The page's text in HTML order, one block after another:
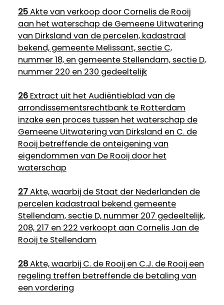
25Akte van verkoop door Cornelis de Rooij
aan het waterschap de Gemeene Uitwatering
van Dirksland van de percelen, kadastraal
bekend, gemeente Melissant, sectie C,
nummer 18, en gemeente Stellendam, sectie D,
nummer 220 en 230 gedeeltelijk
26Extract uit het Audiëntieblad van de
arrondissementsrechtbank te Rotterdam
inzake een proces tussen het waterschap de
Gemeene Uitwatering van Dirksland en C. de
Rooij betreffende de onteigening van
eigendommen van De Rooij door het
waterschap
27Akte, waarbij de Staat der Nederlanden de
percelen kadastraal bekend gemeente
Stellendam, sectie D, nummer 207 gedeeltelijk,
208, 217 en 222 verkoopt aan Cornelis Jan de
Rooij te Stellendam
28Akte, waarbij C. de Rooij en C.J. de Rooij een
regeling treffen betreffende de betaling van
een vordering